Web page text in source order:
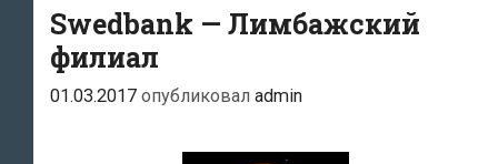
Swedbank — Лимбажский
филиал
01.03.2017 опубликовал admin